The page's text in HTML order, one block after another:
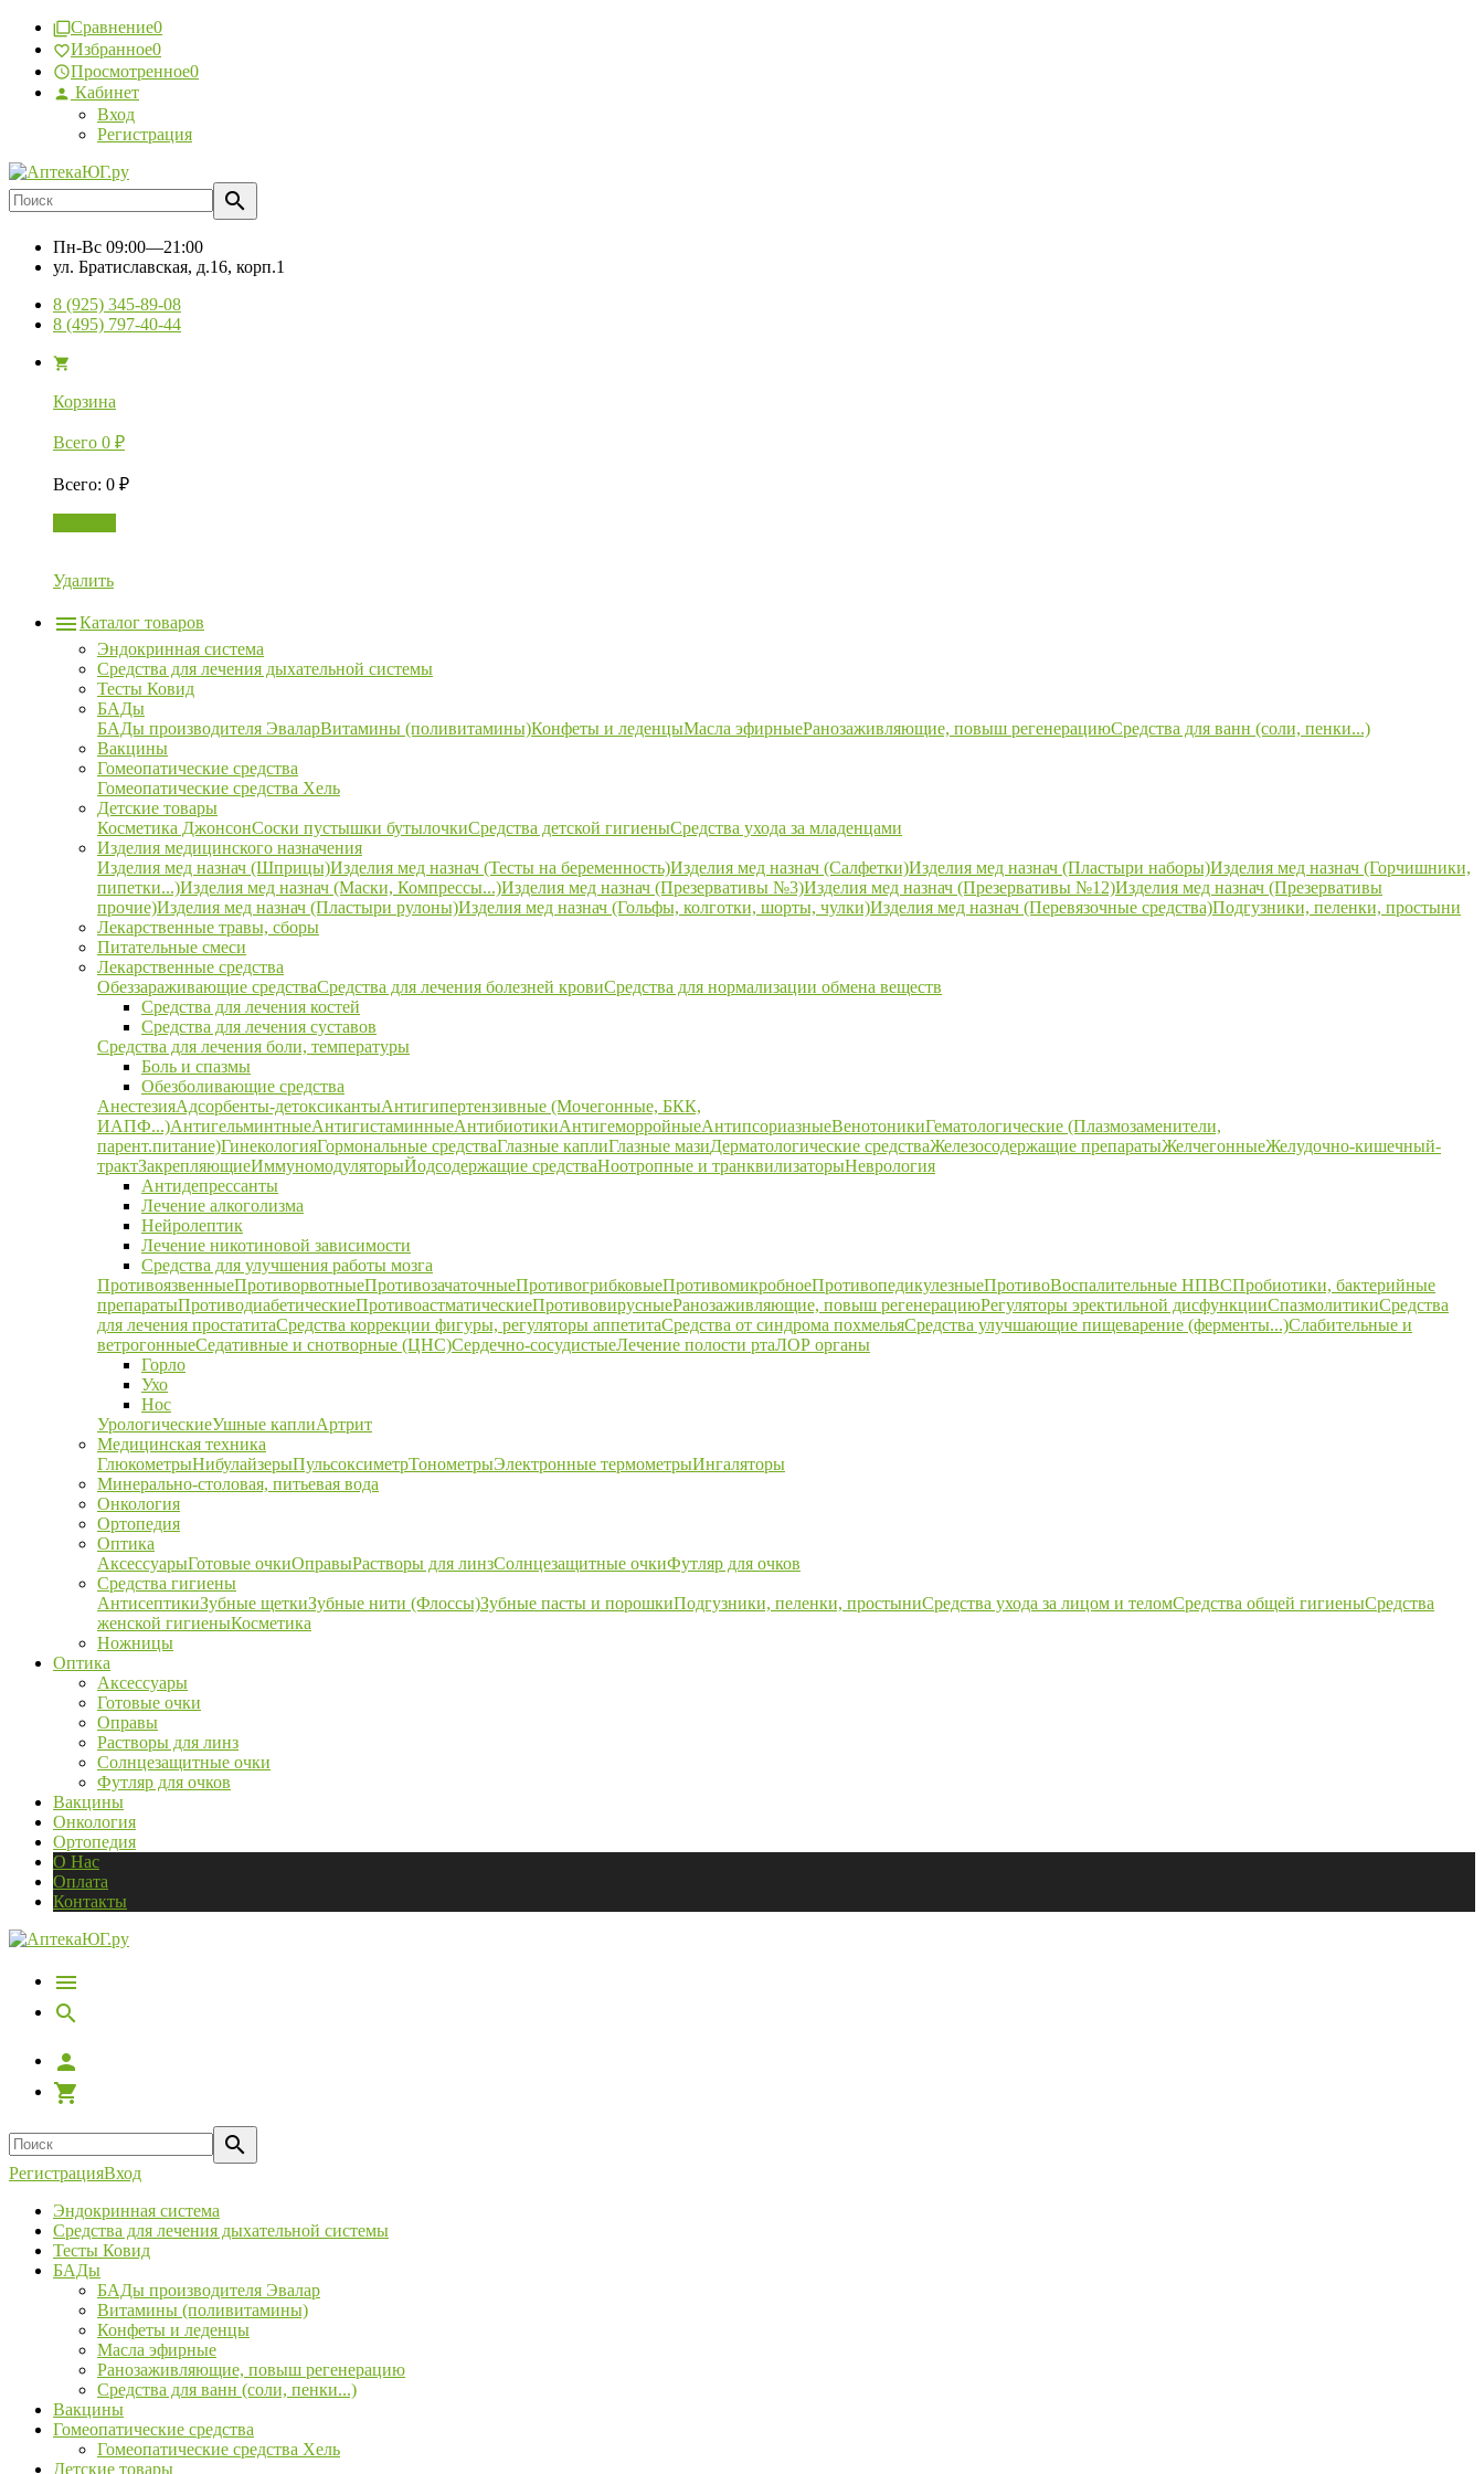
Сравнение0
Избранное0
Просмотренное0
Кабинет
Вход
Регистрация
Пн-Вс 09:00—21:00
ул. Братиславская, д.16, корп.1
8 (925) 345-89-08
8 (495) 797-40-44
Корзина
Всего 0 ₽
Всего: 0 ₽
Удалить
Каталог товаров
Эндокринная система
Средства для лечения дыхательной системы
Тесты Ковид
БАДы
БАДы производителя ЭваларВитамины (поливитамины)Конфеты и леденцыМасла эфирныеРанозаживляющие, повыш регенерациюСредства для ванн (соли, пенки...)
Вакцины
Гомеопатические средства
Гомеопатические средства Хель
Детские товары
Косметика ДжонсонСоски пустышки бутылочкиСредства детской гигиеныСредства ухода за младенцами
Изделия медицинского назначения
Изделия мед назнач (Шприцы)Изделия мед назнач (Тесты на беременность)Изделия мед назнач (Салфетки)Изделия мед назнач (Пластыри наборы)Изделия мед назнач (Горчишники,
пипетки...)Изделия мед назнач (Маски, Компрессы...)Изделия мед назнач (Презервативы №3)Изделия мед назнач (Презервативы №12)Изделия мед назнач (Презервативы
прочие)Изделия мед назнач (Пластыри рулоны)Изделия мед назнач (Гольфы, колготки, шорты, чулки)Изделия мед назнач (Перевязочные средства)Подгузники, пеленки, простыни
Лекарственные травы, сборы
Питательные смеси
Лекарственные средства
Обеззараживающие средстваСредства для лечения болезней кровиСредства для нормализации обмена веществ
Средства для лечения костей
Средства для лечения суставов
Средства для лечения боли, температуры
Боль и спазмы
Обезболивающие средства
АнестезияАдсорбенты-детоксикантыАнтигипертензивные (Мочегонные, БКК,
ИАПФ...)АнтигельминтныеАнтигистаминныеАнтибиотикиАнтигеморройныеАнтипсориазныеВенотоникиГематологические (Плазмозаменители,
парент.питание)ГинекологияГормональные средстваГлазные каплиГлазные мазиДерматологические средстваЖелезосодержащие препаратыЖелчегонныеЖелудочно-кишечный-
трактЗакрепляющиеИммуномодуляторыЙодсодержащие средстваНоотропные и транквилизаторыНеврология
Антидепрессанты
Лечение алкоголизма
Нейролептик
Лечение никотиновой зависимости
Средства для улучшения работы мозга
ПротивоязвенныеПротиворвотныеПротивозачаточныеПротивогрибковыеПротивомикробноеПротивопедикулезныеПротивоВоспалительные НПВСПробиотики, бактерийные
препаратыПротиводиабетическиеПротивоастматическиеПротивовирусныеРанозаживляющие, повыш регенерациюРегуляторы эректильной дисфункцииСпазмолитикиСредства
для лечения простатитаСредства коррекции фигуры, регуляторы аппетитаСредства от синдрома похмельяСредства улучшающие пищеварение (ферменты...)Слабительные и
ветрогонныеСедативные и снотворные (ЦНС)Сердечно-сосудистыеЛечение полости ртаЛОР органы
Горло
Ухо
Нос
УрологическиеУшные каплиАртрит
Медицинская техника
ГлюкометрыНибулайзерыПульсоксиметрТонометрыЭлектронные термометрыИнгаляторы
Минерально-столовая, питьевая вода
Онкология
Ортопедия
Оптика
АксессуарыГотовые очкиОправыРастворы для линзСолнцезащитные очкиФутляр для очков
Средства гигиены
АнтисептикиЗубные щеткиЗубные нити (Флоссы)Зубные пасты и порошкиПодгузники, пеленки, простыниСредства ухода за лицом и теломСредства общей гигиеныСредства
женской гигиеныКосметика
Ножницы
Оптика
Аксессуары
Готовые очки
Оправы
Растворы для линз
Солнцезащитные очки
Футляр для очков
Вакцины
Онкология
Ортопедия
О Нас
Оплата
Контакты
РегистрацияВход
Эндокринная система
Средства для лечения дыхательной системы
Тесты Ковид
БАДы
БАДы производителя Эвалар
Витамины (поливитамины)
Конфеты и леденцы
Масла эфирные
Ранозаживляющие, повыш регенерацию
Средства для ванн (соли, пенки...)
Вакцины
Гомеопатические средства
Гомеопатические средства Хель
Детские товары